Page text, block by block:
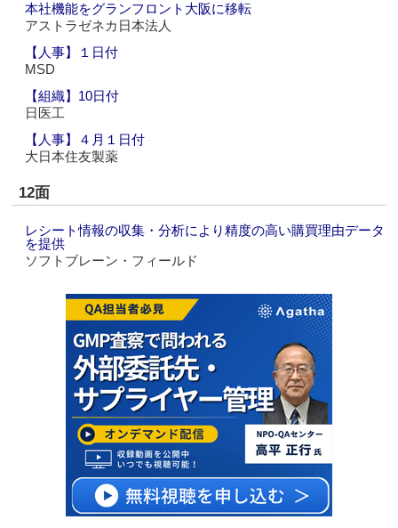
本社機能をグランフロント大阪に移転
アストラゼネカ日本法人
【人事】１日付
MSD
【組織】10日付
日医工
【人事】４月１日付
大日本住友製薬
12面
レシート情報の収集・分析により精度の高い購買理由データ
を提供
ソフトブレーン・フィールド